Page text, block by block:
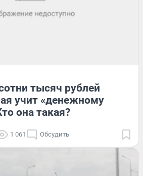
тысяч рублей
учит «денежному
она такая?
1 061 Обсудить